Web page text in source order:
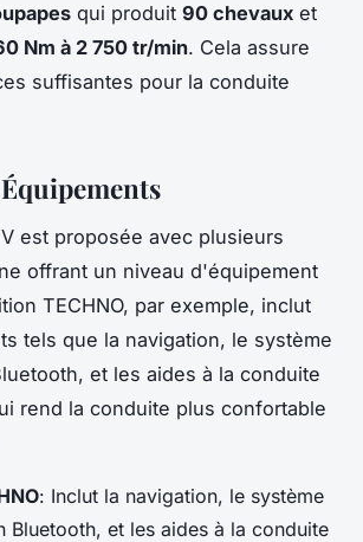
qui produit 90 chevaux et
Nm à 2 750 tr/min. Cela assure
suffisantes pour la conduite
est proposée avec plusieurs
offrant un niveau d'équipement
TECHNO, par exemple, inclut
tels que la navigation, le système
et les aides à la conduite
rend la conduite plus confortable
: Inclut la navigation, le système
Bluetooth, et les aides à la conduite